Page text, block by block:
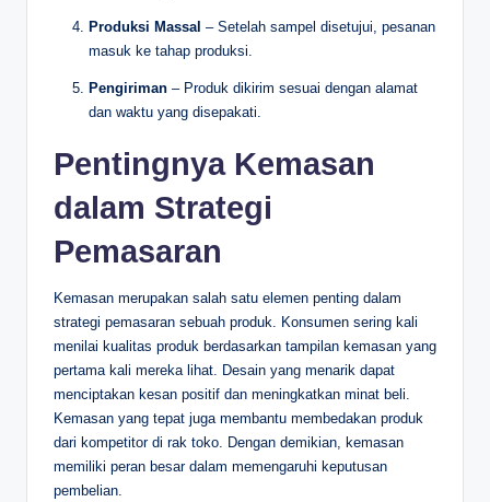
Produksi Massal – Setelah sampel disetujui, pesanan
masuk ke tahap produksi.
Pengiriman – Produk dikirim sesuai dengan alamat
dan waktu yang disepakati.
Pentingnya Kemasan
dalam Strategi
Pemasaran
Kemasan merupakan salah satu elemen penting dalam
strategi pemasaran sebuah produk. Konsumen sering kali
menilai kualitas produk berdasarkan tampilan kemasan yang
pertama kali mereka lihat. Desain yang menarik dapat
menciptakan kesan positif dan meningkatkan minat beli.
Kemasan yang tepat juga membantu membedakan produk
dari kompetitor di rak toko. Dengan demikian, kemasan
memiliki peran besar dalam memengaruhi keputusan
pembelian.